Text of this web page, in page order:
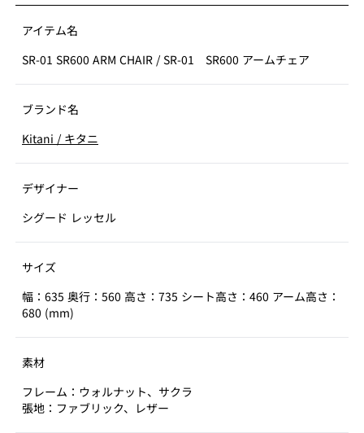
アイテム名
SR-01 SR600 ARM CHAIR / SR-01 SR600 アームチェア
ブランド名
Kitani / キタニ
デザイナー
シグード レッセル
サイズ
幅：635 奥行：560 高さ：735 シート高さ：460 アーム高さ：
680 (mm)
素材
フレーム：ウォルナット、サクラ
張地：ファブリック、レザー